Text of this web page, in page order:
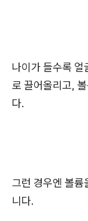
나이가 들수록
로 끌어올리고,
다.
그런 경우엔 볼륨
니다.